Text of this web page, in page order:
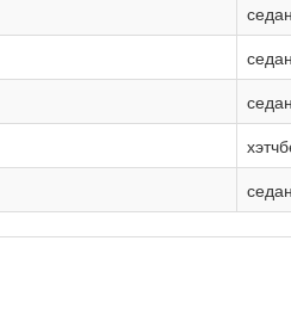
седан
седан
седан
седан